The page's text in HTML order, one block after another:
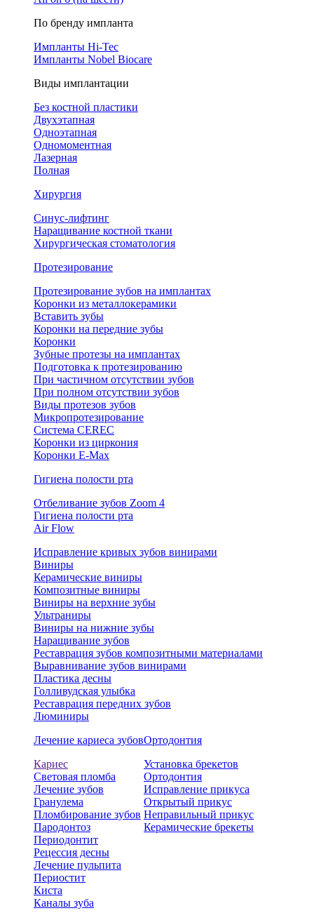
По бренду импланта
Импланты Hi-Tec
Импланты Nobel Biocare
Виды имплантации
Без костной пластики
Двухэтапная
Одноэтапная
Одномоментная
Лазерная
Полная
Хирургия
Синус-лифтинг
Наращивание костной ткани
Хирургическая стоматология
Протезирование
Протезирование зубов на имплантах
Коронки из металлокерамики
Вставить зубы
Коронки на передние зубы
Коронки
Зубные протезы на имплантах
Подготовка к протезированию
При частичном отсутствии зубов
При полном отсутствии зубов
Виды протезов зубов
Микропротезирование
Система CEREC
Коронки из циркония
Коронки E-Max
Гигиена полости рта
Отбеливание зубов Zoom 4
Гигиена полости рта
Air Flow
Исправление кривых зубов винирами
Виниры
Керамические виниры
Композитные виниры
Виниры на верхние зубы
Ультраниры
Виниры на нижние зубы
Наращивание зубов
Реставрация зубов композитными материалами
Выравнивание зубов винирами
Пластика десны
Голливудская улыбка
Реставрация передних зубов
Люминиры
Лечение кариеса зубов
Кариес
Световая пломба
Лечение зубов
Гранулема
Пломбирование зубов
Пародонтоз
Периодонтит
Рецессия десны
Лечение пульпита
Периостит
Киста
Каналы зуба
Ортодонтия
Установка брекетов
Ортодонтия
Исправление прикуса
Открытый прикус
Неправильный прикус
Керамические брекеты